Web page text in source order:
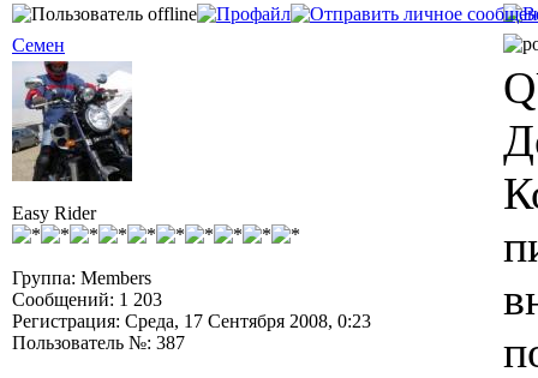
Семен
Easy Rider
Группа: Members
Сообщений: 1 203
Регистрация: Среда, 17 Сентября 2008, 0:23
Пользователь №: 387